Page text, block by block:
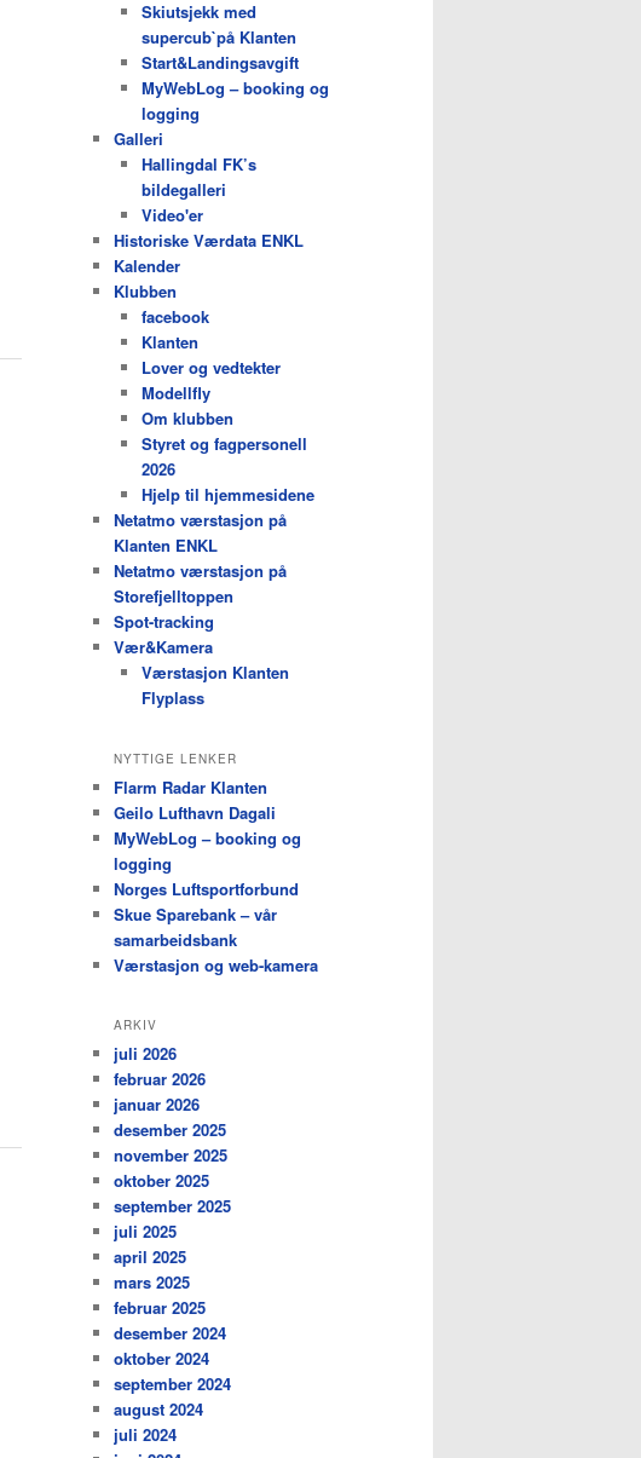
Skiutsjekk med
supercub`på Klanten
Start&Landingsavgift
MyWebLog – booking og
logging
Galleri
Hallingdal FK’s
bildegalleri
Video'er
Historiske Værdata ENKL
Kalender
Klubben
facebook
Klanten
Lover og vedtekter
Modellfly
Om klubben
Styret og fagpersonell
2026
Hjelp til hjemmesidene
Netatmo værstasjon på
Klanten ENKL
Netatmo værstasjon på
Storefjelltoppen
Spot-tracking
Vær&Kamera
Værstasjon Klanten
Flyplass
NYTTIGE LENKER
Flarm Radar Klanten
Geilo Lufthavn Dagali
MyWebLog – booking og
logging
Norges Luftsportforbund
Skue Sparebank – vår
samarbeidsbank
Værstasjon og web-kamera
ARKIV
juli 2026
februar 2026
januar 2026
desember 2025
november 2025
oktober 2025
september 2025
juli 2025
april 2025
mars 2025
februar 2025
desember 2024
oktober 2024
september 2024
august 2024
juli 2024